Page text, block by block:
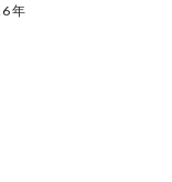
年